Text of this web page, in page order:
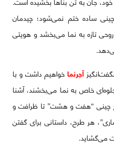
ساده ختم نمی‌شود؛ چیدمان
تازه به نما می‌بخشد و هویتی
آجرنماخواهیم داشت و با
خاص به نما می‌بخشند، آشنا
چینی “هفت و هشت” تا ظرافت و
هر طرح، داستانی برای گفتن
می‌گشاید.